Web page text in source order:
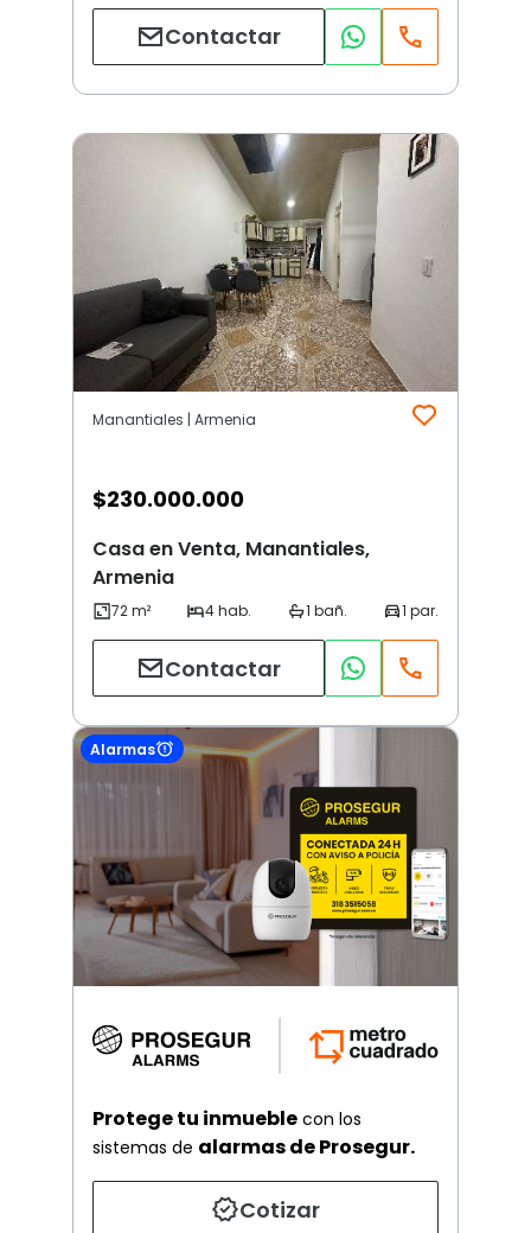
Contactar
Manantiales | Armenia
$230.000.000
Casa en Venta, Manantiales,
Armenia
Contactar
Alarmas
Protege tu inmueble con los
sistemas de alarmas de Prosegur.
Cotizar